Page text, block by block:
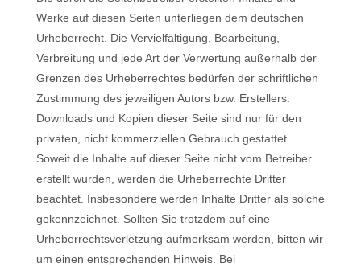
Werke auf diesen Seiten unterliegen dem deutschen
Urheberrecht. Die Vervielfältigung, Bearbeitung,
Verbreitung und jede Art der Verwertung außerhalb der
Grenzen des Urheberrechtes bedürfen der schriftlichen
Zustimmung des jeweiligen Autors bzw. Erstellers.
Downloads und Kopien dieser Seite sind nur für den
privaten, nicht kommerziellen Gebrauch gestattet.
Soweit die Inhalte auf dieser Seite nicht vom Betreiber
erstellt wurden, werden die Urheberrechte Dritter
beachtet. Insbesondere werden Inhalte Dritter als solche
gekennzeichnet. Sollten Sie trotzdem auf eine
Urheberrechtsverletzung aufmerksam werden, bitten wir
um einen entsprechenden Hinweis. Bei